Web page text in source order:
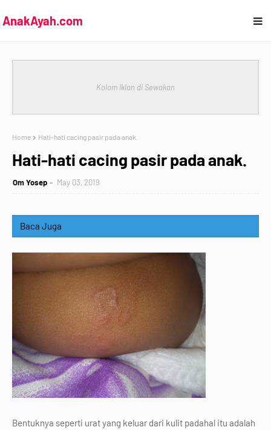
AnakAyah.com
Kolom Iklan di Sewakan
Home Hati-hati cacing pasir pada anak.
Hati-hati cacing pasir pada anak.
Om Yosep May 03, 2019
Baca Juga
Bentuknya seperti urat yang keluar dari kulit padahal itu adalah